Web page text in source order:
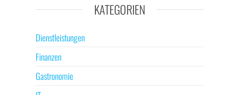
KATEGORIEN
Dienstleistungen
Finanzen
Gastronomie